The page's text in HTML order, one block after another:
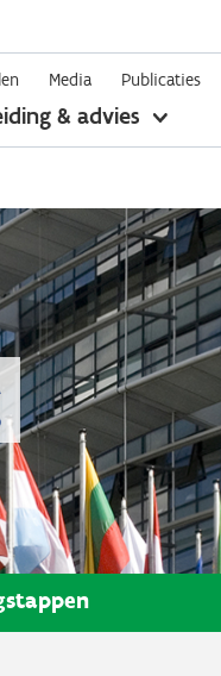
Media Publicaties
& advies
toon